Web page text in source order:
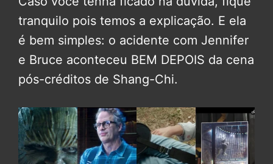
tranquilo pois temos a explicação. E ela
é bem simples: o acidente com Jennifer
e Bruce aconteceu BEM DEPOIS da cena
pós-créditos de Shang-Chi.